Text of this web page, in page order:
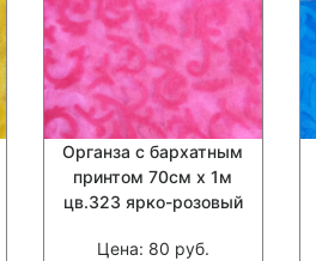
Органза с бархатным
принтом 70см х 1м
цв.323 ярко-розовый
Цена: 80 руб.